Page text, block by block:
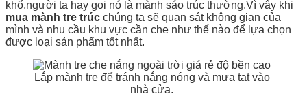
khổ,người ta hay gọi nó là mành sáo trúc thường.Vì vậy khi
mua mành tre trúc chúng ta sẽ quan sát không gian của
mình và nhu cầu khu vực cần che như thế nào để lựa chọn
được loại sản phẩm tốt nhất.
Lắp mành tre để tránh nắng nóng và mưa tạt vào
nhà cửa.